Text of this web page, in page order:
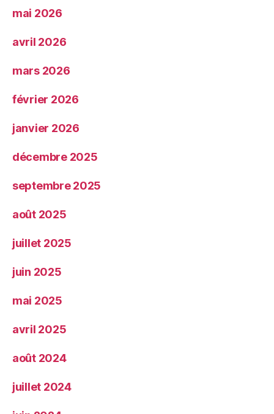
mai 2026
avril 2026
mars 2026
février 2026
janvier 2026
décembre 2025
septembre 2025
août 2025
juillet 2025
juin 2025
mai 2025
avril 2025
août 2024
juillet 2024